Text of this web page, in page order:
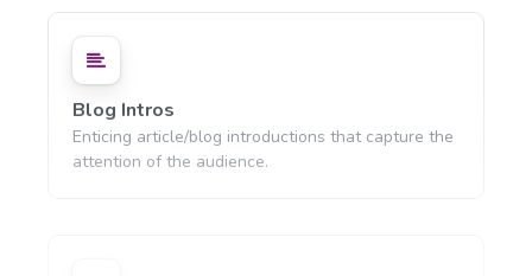
Blog Intros
Enticing article/blog introductions that capture the
attention of the audience.